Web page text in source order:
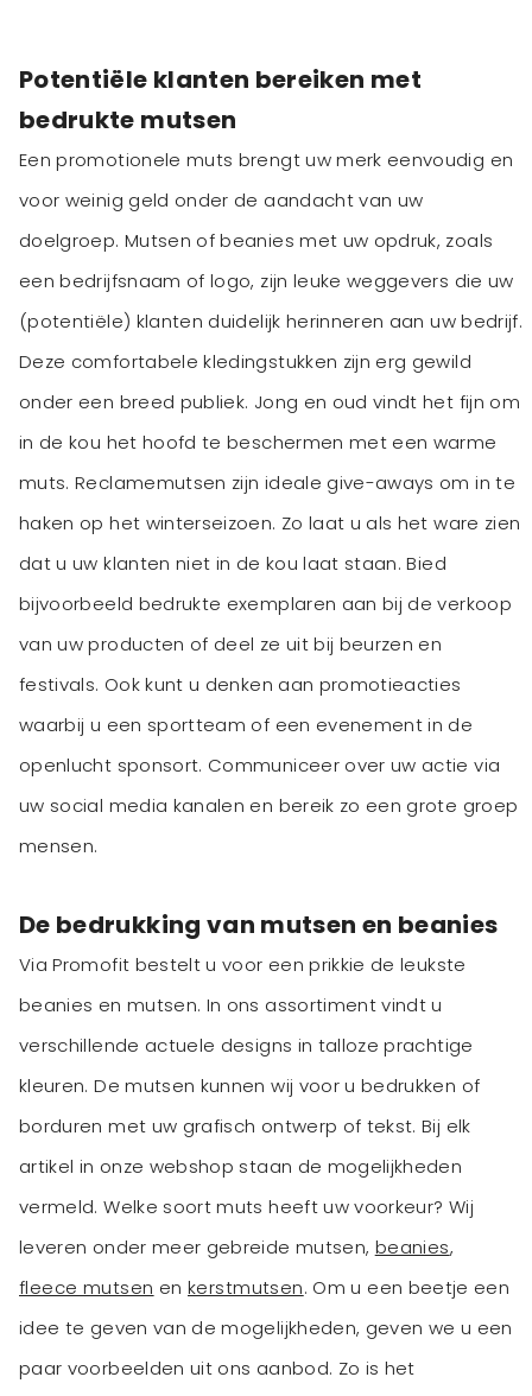
Potentiële klanten bereiken met
bedrukte mutsen
Een promotionele muts brengt uw merk eenvoudig en
voor weinig geld onder de aandacht van uw
doelgroep. Mutsen of beanies met uw opdruk, zoals
een bedrijfsnaam of logo, zijn leuke weggevers die uw
(potentiële) klanten duidelijk herinneren aan uw bedrijf.
Deze comfortabele kledingstukken zijn erg gewild
onder een breed publiek. Jong en oud vindt het fijn om
in de kou het hoofd te beschermen met een warme
muts. Reclamemutsen zijn ideale give-aways om in te
haken op het winterseizoen. Zo laat u als het ware zien
dat u uw klanten niet in de kou laat staan. Bied
bijvoorbeeld bedrukte exemplaren aan bij de verkoop
van uw producten of deel ze uit bij beurzen en
festivals. Ook kunt u denken aan promotieacties
waarbij u een sportteam of een evenement in de
openlucht sponsort. Communiceer over uw actie via
uw social media kanalen en bereik zo een grote groep
mensen.
De bedrukking van mutsen en beanies
Via Promofit bestelt u voor een prikkie de leukste
beanies en mutsen. In ons assortiment vindt u
verschillende actuele designs in talloze prachtige
kleuren. De mutsen kunnen wij voor u bedrukken of
borduren met uw grafisch ontwerp of tekst. Bij elk
artikel in onze webshop staan de mogelijkheden
vermeld. Welke soort muts heeft uw voorkeur? Wij
leveren onder meer gebreide mutsen, beanies,
fleece mutsen en kerstmutsen. Om u een beetje een
idee te geven van de mogelijkheden, geven we u een
paar voorbeelden uit ons aanbod. Zo is het